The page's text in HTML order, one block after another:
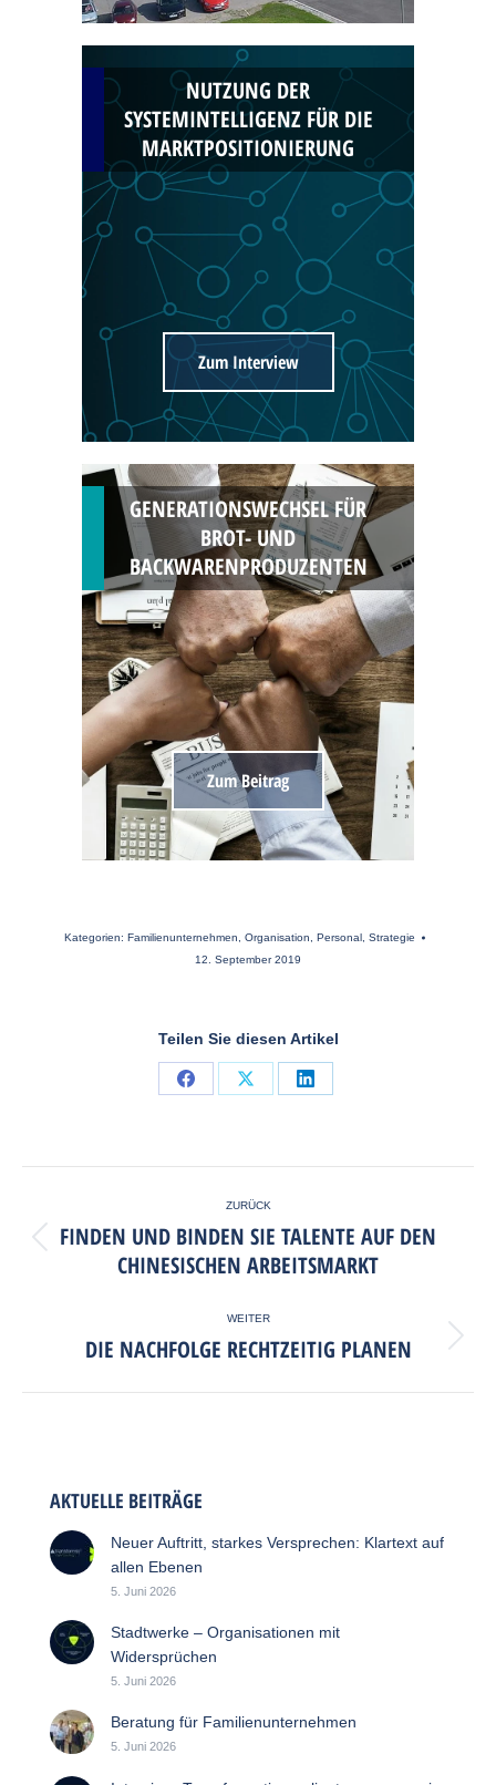
NUTZUNG DER
SYSTEMINTELLIGENZ FÜR DIE
MARKTPOSITIONIERUNG
Zum Interview
GENERATIONSWECHSEL FÜR
BROT- UND
BACKWARENPRODUZENTEN
Zum Beitrag
Kategorien: Familienunternehmen Organisation Personal Strategie
12. September 2019
Teilen Sie diesen Artikel
ZURÜCK
FINDEN UND BINDEN SIE TALENTE AUF DEN
CHINESISCHEN ARBEITSMARKT
WEITER
DIE NACHFOLGE RECHTZEITIG PLANEN
AKTUELLE BEITRÄGE
Neuer Auftritt, starkes Versprechen: Klartext auf
allen Ebenen
5. Juni 2026
Stadtwerke – Organisationen mit
Widersprüchen
5. Juni 2026
Beratung für Familienunternehmen
5. Juni 2026